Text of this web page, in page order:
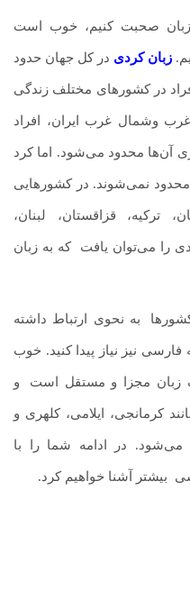
زبان صحبت کنیم، خوب است
زبان کردی در کل جهان حدود
افراد در کشورهای مختلف زندگی
وشمال غرب ایران، افراد
آن‌ها محدود می‌شود. اما کرد
محدود نمی‌شوند. در کشورهایی
ترکیه، قزاقستان، لبنان،
را می‌توان یافت که به زبان
به نحوی ارتباط داشته
نیز نیاز پیدا کنید. خوب
زبان مجزا و مستقل است و
کرمانجی، ایلامی، کلهری و
در ادامه شما را با
بیشتر آشنا خواهیم کرد.
کامل برای موفقیت در